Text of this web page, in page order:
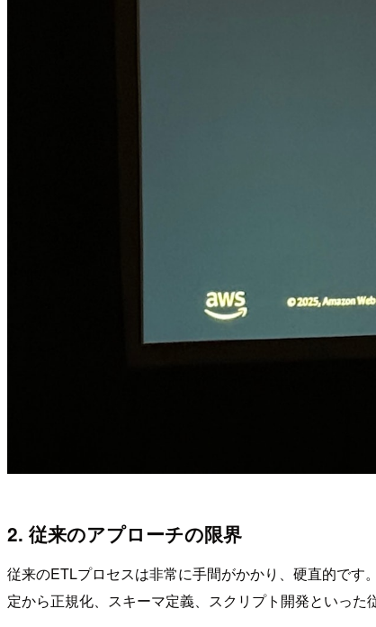
2. 従来のアプローチの限界
従来のETLプロセスは非常に手間がかかり、硬直的で
定から正規化、スキーマ定義、スクリプト開発といっ